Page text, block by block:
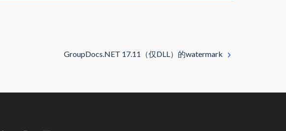
GroupDocs.NET 17.11（仅DLL）的watermark